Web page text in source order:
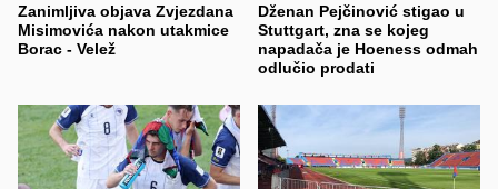
Zanimljiva objava Zvjezdana
Misimovića nakon utakmice
Borac - Velež
Dženan Pejčinović stigao u
Stuttgart, zna se kojeg
napadača je Hoeness odmah
odlučio prodati